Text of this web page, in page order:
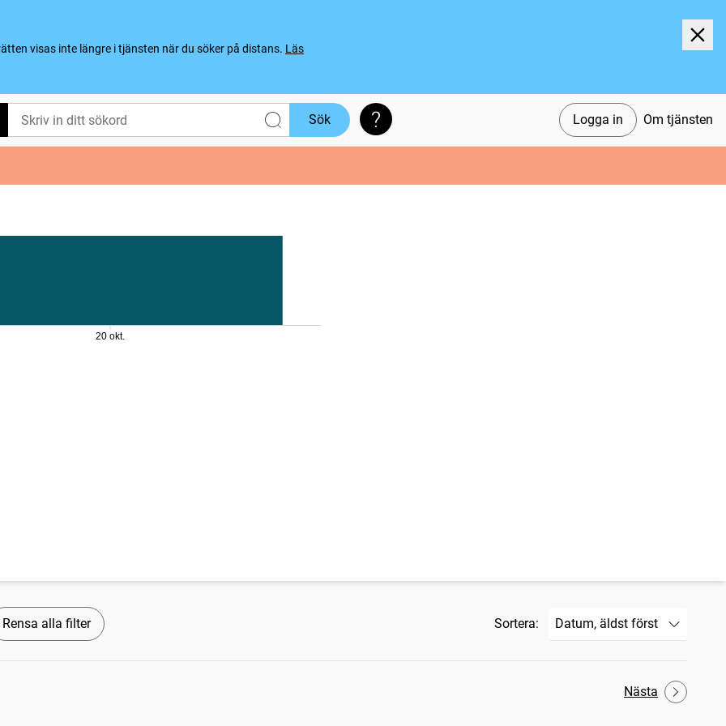
visas inte längre i tjänsten när du söker på distans. Läs
Logga in Om tjänsten
Sök Söktips
20 okt.
Rensa alla filter Sortera:
Nästa